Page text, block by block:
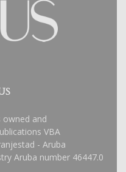
owned and
VBA
- Aruba
Aruba number 46447.0